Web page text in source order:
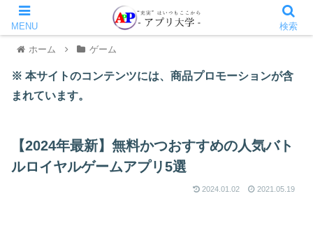
ホーム ゲーム
※ 本サイトのコンテンツには、商品プロモーションが含
まれています。
【2024年最新】無料かつおすすめの人気バト
ルロイヤルゲームアプリ5選
2024.01.02 2021.05.19
MENU 検索